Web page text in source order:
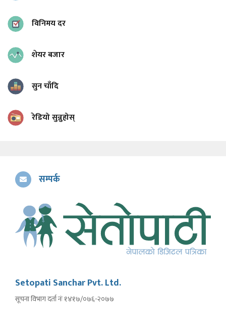
विनिमय दर
शेयर बजार
सुन चाँदि
रेडियो सुन्नुहोस्
सम्पर्क
Setopati Sanchar Pvt. Ltd.
सूचना विभाग दर्ता नंः १४१७/०७६-२०७७